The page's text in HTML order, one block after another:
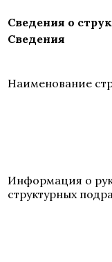
Сведения о
Сведения
Наименование
Информация о
структурных